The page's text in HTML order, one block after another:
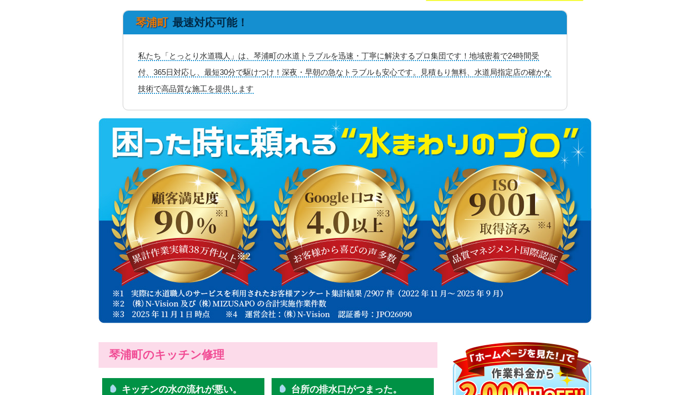
琴浦町 最速対応可能！
私たち「とっとり水道職人」は、琴浦町の水道トラブルを迅速・丁寧に解決するプロ集団です！地域密着で24時間受
付、365日対応し、最短30分で駆けつけ！深夜・早朝の急なトラブルも安心です。見積もり無料、水道局指定店の確かな
技術で高品質な施工を提供します
琴浦町のキッチン修理
キッチンの水の流れが悪い。 台所の排水口がつまった。